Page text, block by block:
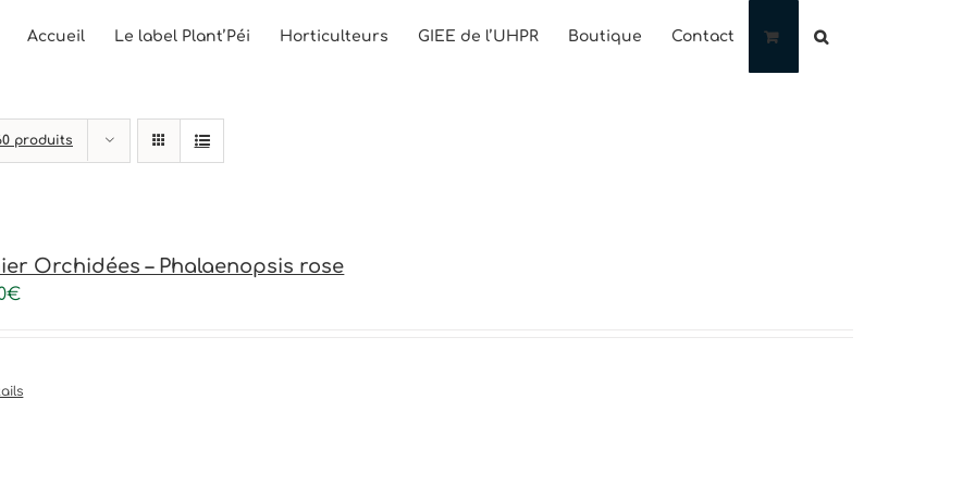
Accueil Le label Plant’Péi Horticulteurs GIEE de l’UHPR Boutique Contact
produits
Orchidées – Phalaenopsis rose
€